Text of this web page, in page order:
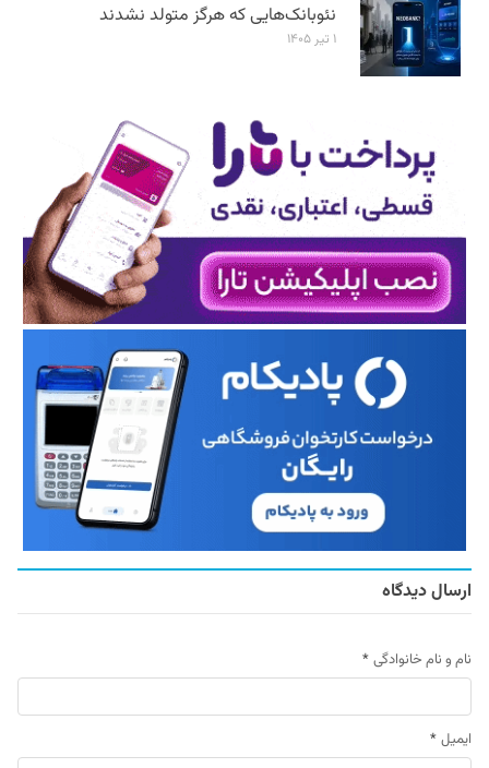
نئوبانک‌هایی که هرگز متولد نشدند
۱ تیر ۱۴۰۵
ارسال دیدگاه
نام و نام خانوادگی *
ایمیل *